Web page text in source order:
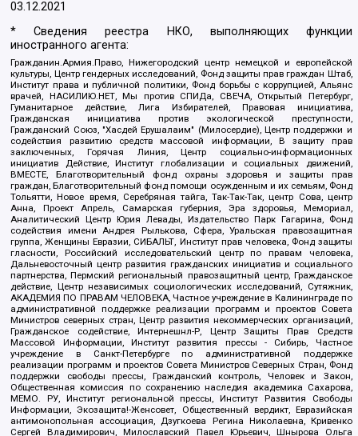
03.12.2021
* Сведения реестра НКО, выполняющих функции
иностранного агента:
Гражданин.Армия.Право, Нижегородский центр немецкой и европейской
культуры, Центр гендерных исследований, Фонд защиты прав граждан Штаб,
Институт права и публичной политики, Фонд борьбы с коррупцией, Альянс
врачей, НАСИЛИЮ.НЕТ, Мы против СПИДа, СВЕЧА, Открытый Петербург,
Гуманитарное действие, Лига Избирателей, Правовая инициатива,
Гражданская инициатива против экологической преступности,
Гражданский Союз, "Хасдей Ерушалаим" (Милосердие), Центр поддержки и
содействия развитию средств массовой информации, В защиту прав
заключенных, Горячая Линия, Центр социально-информационных
инициатив Действие, Институт глобализации и социальных движений,
ВМЕСТЕ, Благотворительный фонд охраны здоровья и защиты прав
граждан, Благотворительный фонд помощи осужденным и их семьям, Фонд
Тольятти, Новое время, Серебряная тайга, Так-Так-Так, центр Сова, центр
Анна, Проект Апрель, Самарская губерния, Эра здоровья, Мемориал,
Аналитический Центр Юрия Левады, Издательство Парк Гагарина, Фонд
содействия имени Андрея Рылькова, Сфера, Уральская правозащитная
группа, Женщины Евразии, СИБАЛЬТ, Институт прав человека, Фонд защиты
гласности, Российский исследовательский центр по правам человека,
Дальневосточный центр развития гражданских инициатив и социального
партнерства, Пермский региональный правозащитный центр, Гражданское
действие, Центр независимых социологических исследований, Сутяжник,
АКАДЕМИЯ ПО ПРАВАМ ЧЕЛОВЕКА, Частное учреждение в Калининграде по
административной поддержке реализации программ и проектов Совета
Министров северных стран, Центр развития некоммерческих организаций,
Гражданское содействие, Интернешнл-Р, Центр Защиты Прав Средств
Массовой Информации, Институт развития прессы - Сибирь, Частное
учреждение в Санкт-Петербурге по административной поддержке
реализации программ и проектов Совета Министров Северных Стран, Фонд
поддержки свободы прессы, Гражданский контроль, Человек и Закон,
Общественная комиссия по сохранению наследия академика Сахарова,
МЕМО. РУ, Институт региональной прессы, Институт Развития Свободы
Информации, Экозащита!-Женсовет, Общественный вердикт, Евразийская
антимонопольная ассоциация, Дзугкоева Регина Николаевна, Кривенко
Сергей Владимирович, Милославский Павел Юрьевич, Шнырова Ольга